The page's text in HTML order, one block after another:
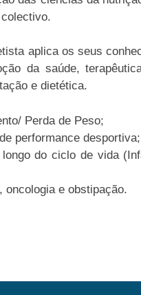
aplica os seus
da saúde,
e dietética.
Perda de Peso;
performance desportiva;
do ciclo de vida
oncologia e obstipação.